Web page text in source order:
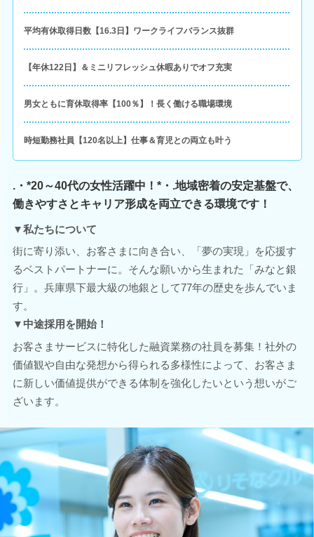
平均有休取得日数【16.3日】ワークライフバランス抜群
【年休122日】＆ミニリフレッシュ休暇ありでオフ充実
男女ともに育休取得率【100％】！長く働ける職場環境
時短勤務社員【120名以上】仕事＆育児との両立も叶う
.・*20～40代の女性活躍中！*・.地域密着の安定基盤で、
働きやすさとキャリア形成を両立できる環境です！
▼私たちについて
街に寄り添い、お客さまに向き合い、「夢の実現」を応援す
るベストパートナーに。そんな願いから生まれた「みなと銀
行」。兵庫県下最大級の地銀として77年の歴史を歩んでいま
す。
▼中途採用を開始！
お客さまサービスに特化した融資業務の社員を募集！社外の
価値観や自由な発想から得られる多様性によって、お客さま
に新しい価値提供ができる体制を強化したいという想いがご
ざいます。